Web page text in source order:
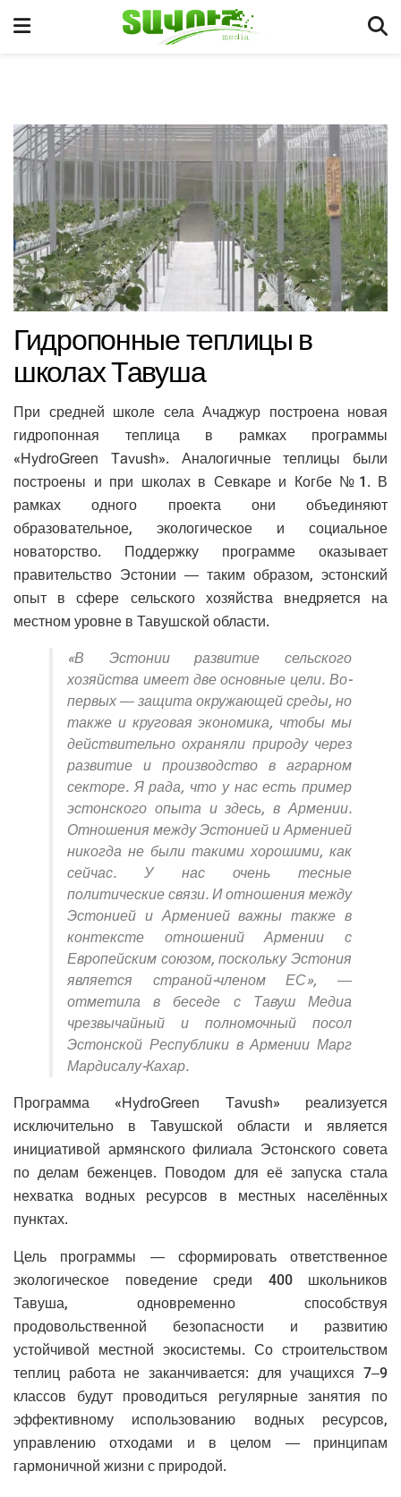
Гидропонные теплицы в
школах Тавуша
При средней школе села Ачаджур построена новая
гидропонная теплица в рамках программы
«HydroGreen Tavush». Аналогичные теплицы были
построены и при школах в Севкаре и Когбе №1. В
рамках одного проекта они объединяют
образовательное, экологическое и социальное
новаторство. Поддержку программе оказывает
правительство Эстонии — таким образом, эстонский
опыт в сфере сельского хозяйства внедряется на
местном уровне в Тавушской области.
«В Эстонии развитие сельского
хозяйства имеет две основные цели. Во-
первых — защита окружающей среды, но
также и круговая экономика, чтобы мы
действительно охраняли природу через
развитие и производство в аграрном
секторе. Я рада, что у нас есть пример
эстонского опыта и здесь, в Армении.
Отношения между Эстонией и Арменией
никогда не были такими хорошими, как
сейчас. У нас очень тесные
политические связи. И отношения между
Эстонией и Арменией важны также в
контексте отношений Армении с
Европейским союзом, поскольку Эстония
является страной-членом ЕС», —
отметила в беседе с Тавуш Медиа
чрезвычайный и полномочный посол
Эстонской Республики в Армении Марг
Мардисалу-Кахар.
Программа «HydroGreen Tavush» реализуется
исключительно в Тавушской области и является
инициативой армянского филиала Эстонского совета
по делам беженцев. Поводом для её запуска стала
нехватка водных ресурсов в местных населённых
пунктах.
Цель программы — сформировать ответственное
экологическое поведение среди 400 школьников
Тавуша, одновременно способствуя
продовольственной безопасности и развитию
устойчивой местной экосистемы. Со строительством
теплиц работа не заканчивается: для учащихся 7–9
классов будут проводиться регулярные занятия по
эффективному использованию водных ресурсов,
управлению отходами и в целом — принципам
гармоничной жизни с природой.